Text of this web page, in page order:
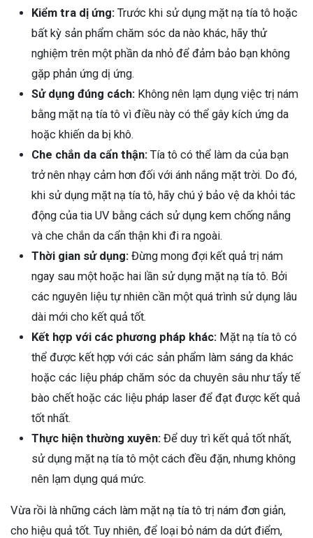
Kiểm tra dị ứng: Trước khi sử dụng mặt nạ tía tô hoặc
bất kỳ sản phẩm chăm sóc da nào khác, hãy thử
nghiệm trên một phần da nhỏ để đảm bảo bạn không
gặp phản ứng dị ứng.
Sử dụng đúng cách: Không nên lạm dụng việc trị nám
bằng mặt nạ tía tô vì điều này có thể gây kích ứng da
hoặc khiến da bị khô.
Che chắn da cẩn thận: Tía tô có thể làm da của bạn
trở nên nhạy cảm hơn đối với ánh nắng mặt trời. Do đó,
khi sử dụng mặt nạ tía tô, hãy chú ý bảo vệ da khỏi tác
động của tia UV bằng cách sử dụng kem chống nắng
và che chắn da cẩn thận khi đi ra ngoài.
Thời gian sử dụng: Đừng mong đợi kết quả trị nám
ngay sau một hoặc hai lần sử dụng mặt nạ tía tô. Bởi
các nguyên liệu tự nhiên cần một quá trình sử dụng lâu
dài mới cho kết quả tốt.
Kết hợp với các phương pháp khác: Mặt nạ tía tô có
thể được kết hợp với các sản phẩm làm sáng da khác
hoặc các liệu pháp chăm sóc da chuyên sâu như tẩy tế
bào chết hoặc các liệu pháp laser để đạt được kết quả
tốt nhất.
Thực hiện thường xuyên: Để duy trì kết quả tốt nhất,
sử dụng mặt nạ tía tô một cách đều đặn, nhưng không
nên lạm dụng quá mức.
Vừa rồi là những cách làm mặt nạ tía tô trị nám đơn giản,
cho hiệu quả tốt. Tuy nhiên, để loại bỏ nám da dứt điểm,